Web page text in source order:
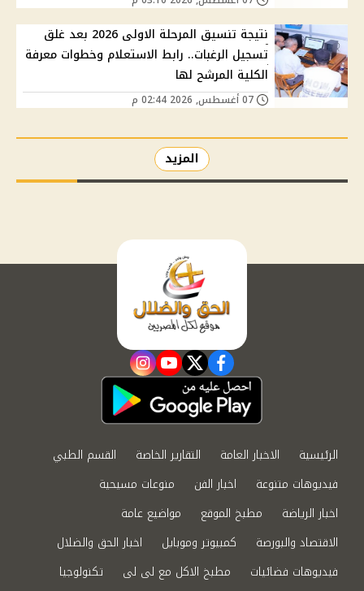
نتيجة تنسيق المرحلة الاولى 2026 بعد غلق
تسجيل الرغبات.. رابط الاستعلام وخطوات معرفة
الكلية المرشح لها
المزيد
facebook
twitter
youtube
instagram
الرئيسية الاخبار العامة التقارير الخاصة
القسم الطبي
فيديوهات متنوعة
اخبار الفن
منوعات مسيحية
اخبار الرياضة
مطبخ الموقع
مواضيع عامة
الاقتصاد والبورصة
كمبيوتر وموبايل
اخبار الحق والضلال
فيديوهات فضائيات
مطبخ الاكل مع لى لى
تكنولوجيا